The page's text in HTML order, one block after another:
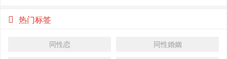
热门标签
同性恋 同性婚姻